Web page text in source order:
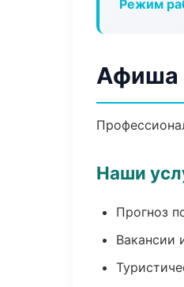
Режим
Афиша
Наши
Прогноз
Вакансии